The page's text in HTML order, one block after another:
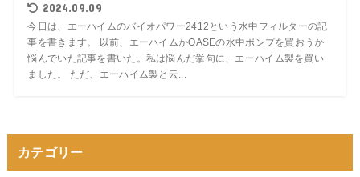
2024.09.09
今日は、エーハイムのバイオパワー2412という水中フィルターの記
事を書きます。 以前、エーハイムかOASEの水中ポンプを買おうか
悩んでいた記事を書いた。私は悩んだ挙句に、エーハイム製を買い
ました。 ただ、エーハイム製と云...
カテゴリー